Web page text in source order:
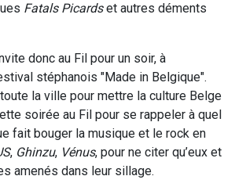
Fatals Picardset autres déments
donc au Fil pour un soir, à
stéphanois "Made in Belgique".
la ville pour mettre la culture Belge
soirée au Fil pour se rappeler à quel
fait bouger la musique et le rock en
, Ghinzu, Vénus, pour ne citer qu’eux et
amenés dans leur sillage.